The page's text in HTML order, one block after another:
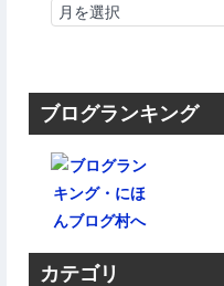
ブログランキング
カテゴリ